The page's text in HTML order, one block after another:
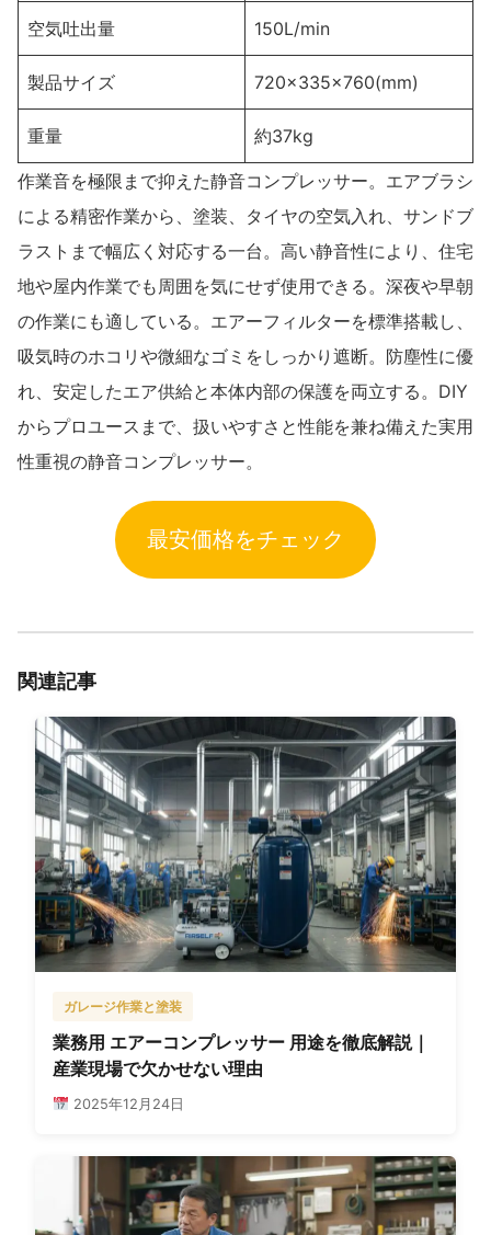
空気吐出量 150L/min
製品サイズ 720×335×760(mm)
重量 約37kg
作業音を極限まで抑えた静音コンプレッサー。エアブラシ
による精密作業から、塗装、タイヤの空気入れ、サンドブ
ラストまで幅広く対応する一台。高い静音性により、住宅
地や屋内作業でも周囲を気にせず使用できる。深夜や早朝
の作業にも適している。エアーフィルターを標準搭載し、
吸気時のホコリや微細なゴミをしっかり遮断。防塵性に優
れ、安定したエア供給と本体内部の保護を両立する。DIY
からプロユースまで、扱いやすさと性能を兼ね備えた実用
性重視の静音コンプレッサー。
最安価格をチェック
関連記事
ガレージ作業と塗装
業務用 エアーコンプレッサー 用途を徹底解説｜
産業現場で欠かせない理由
2025年12月24日